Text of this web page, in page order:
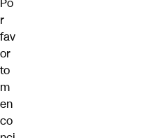
Po
r
fav
or
to
m
en
co